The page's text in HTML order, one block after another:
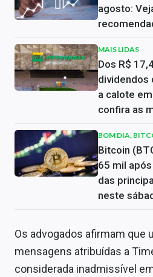
agosto:
MAIS LIDAS
Dos R$
dividendos
a calote
confira as
BOM DIA,
Bitcoin
65 mil
das
neste
Os advogados afirmam que
mensagens atribuídas a
considerada inadmissível